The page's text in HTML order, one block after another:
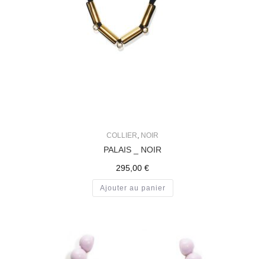
COLLIER, NOIR
PALAIS _ NOIR
295,00 €
Ajouter au panier